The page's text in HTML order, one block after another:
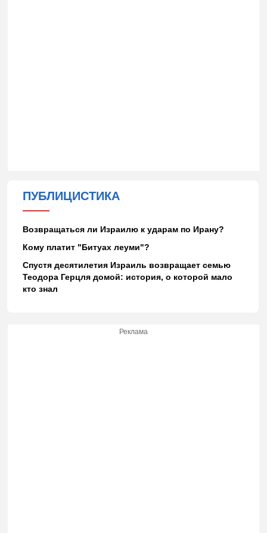
ПУБЛИЦИСТИКА
Возвращаться ли Израилю к ударам по Ирану?
Кому платит "Битуах леуми"?
Спустя десятилетия Израиль возвращает семью
Теодора Герцля домой: история, о которой мало
кто знал
Реклама